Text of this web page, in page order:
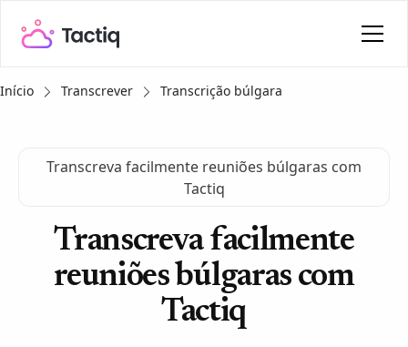
Início Transcrever Transcrição búlgara
Transcreva facilmente reuniões búlgaras com
Tactiq
Transcreva facilmente
reuniões búlgaras com
Tactiq